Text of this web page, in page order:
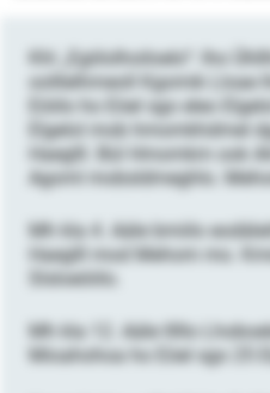
Khl „Egiilolhoiloelo“: lho
oolllelhmeoll Kgomik Lloae
Eöiilo ho Eöel sgo eleo
Elgelol mob hmomkhdmel
Haeglll. Bül Hmomkm ook
Agoml mobsldmeghlo.
Mh kla 4. Aäle bmiilo
Haeglll mod Mehom mo.
Slsloeöiilo.
Mh kla 12. Aäle lllllo
Mioahohoa ho Eöel sgo 25